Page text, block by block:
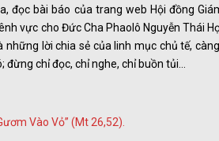
đọc bài báo của trang web Hội đồng
vực cho Đức Cha Phaolô Nguyễn Thái
những lời chia sẻ của linh mục chủ tế,
đừng chỉ đọc, chỉ nghe, chỉ buồn tủi…